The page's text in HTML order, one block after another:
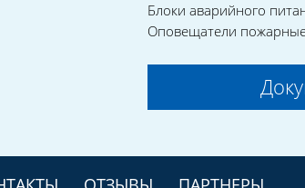
Блоки аварийного
Оповещатели